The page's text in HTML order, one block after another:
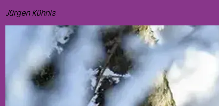
Jürgen Kühnis